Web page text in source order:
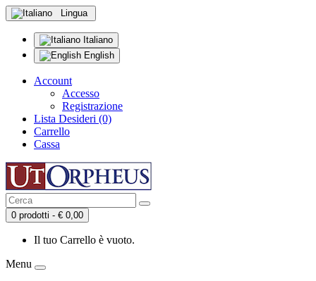
Lingua
Italiano
English
Account
Accesso
Registrazione
Lista Desideri (0)
Carrello
Cassa
0 prodotti - € 0,00
Il tuo Carrello è vuoto.
Menu